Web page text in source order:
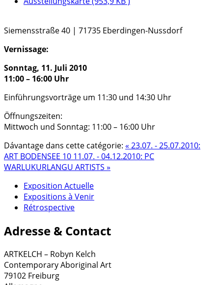
Siemensstraße 40 | 71735 Eberdingen-Nussdorf
Vernissage:
Sonntag, 11. Juli 2010
11:00 – 16:00 Uhr
Einführungsvorträge um 11:30 und 14:30 Uhr
Öffnungszeiten:
Mittwoch und Sonntag: 11:00 – 16:00 Uhr
Dávantage dans cette catégorie: « 23.07. - 25.07.2010:
ART BODENSEE 10 11.07. - 04.12.2010: PC
WARLUKURLANGU ARTISTS »
Exposition Actuelle
Expositions à Venir
Rétrospective
Adresse & Contact
ARTKELCH – Robyn Kelch
Contemporary Aboriginal Art
79102 Freiburg